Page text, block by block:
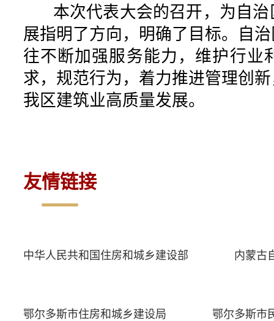
本次代表大会的召开，为自治
展指明了方向，明确了目标。自
往不断加强服务能力，维护行业
求，规范行为，着力推进管理创
我区建筑业高质量发展。
友情链接
中华人民共和国住房和城乡建设部 内蒙古
鄂尔多斯市住房和城乡建设局 鄂尔多斯市